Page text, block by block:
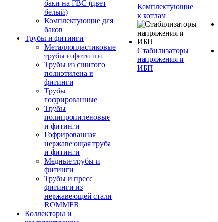
баки на ГВС (цвет
белый)
Комплектующие для
баков
Трубы и фитинги
Металлопластиковые
трубы и фитинги
Трубы из сшитого
полиэтилена и
фитинги
Трубы
гофрированные
Трубы
полипропиленовые
и фитинги
Гофрированная
нержавеющая труба
и фитинги
Медные трубы и
фитинги
Трубы и пресс
фитинги из
нержавеющей стали
ROMMER
Коллекторы и
Комплектующие
к котлам
Стабилизаторы
напряжения и
ИБП